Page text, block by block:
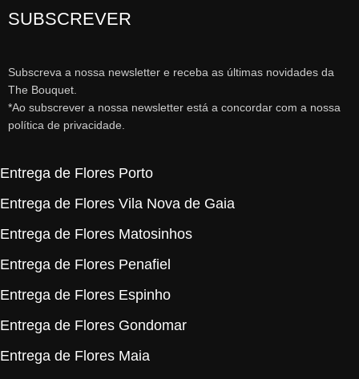
SUBSCREVER
Subscreva a nossa newsletter e receba as últimas novidades da
The Bouquet.
*Ao subscrever a nossa newsletter está a concordar com a nossa
política de privacidade.
Entrega de Flores Porto
Entrega de Flores Vila Nova de Gaia
Entrega de Flores Matosinhos
Entrega de Flores Penafiel
Entrega de Flores Espinho
Entrega de Flores Gondomar
Entrega de Flores Maia